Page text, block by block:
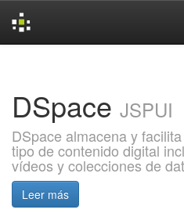
DSpace JSPUI
DSpace almacena y
tipo de contenido digital
vídeos y colecciones de
Leer más